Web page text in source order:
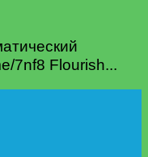
7nf8 Flourish...